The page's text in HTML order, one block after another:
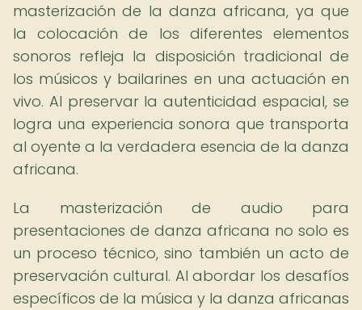
masterización de la danza africana, ya que
la colocación de los diferentes elementos
sonoros refleja la disposición tradicional de
los músicos y bailarines en una actuación en
vivo. Al preservar la autenticidad espacial, se
logra una experiencia sonora que transporta
al oyente a la verdadera esencia de la danza
africana.
La masterización de audio para
presentaciones de danza africana no solo es
un proceso técnico, sino también un acto de
preservación cultural. Al abordar los desafíos
específicos de la música y la danza africanas